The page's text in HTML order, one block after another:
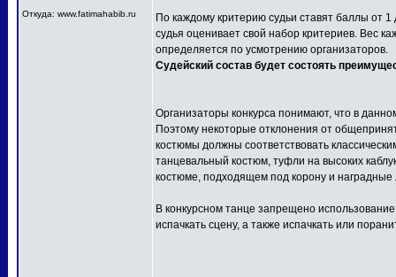
Откуда: www.fatimahabib.ru
По каждому критерию судьи ставят баллы от
судья оценивает свой набор критериев. Вес
определяется по усмотрению организаторов.
Судейский состав будет состоять
Организаторы конкурса понимают, что в
Поэтому некоторые отклонения от
костюмы должны соответствовать
танцевальный костюм, туфли на высоких
костюме, подходящем под корону и наградные
В конкурсном танце запрещено
испачкать сцену, а также испачкать или